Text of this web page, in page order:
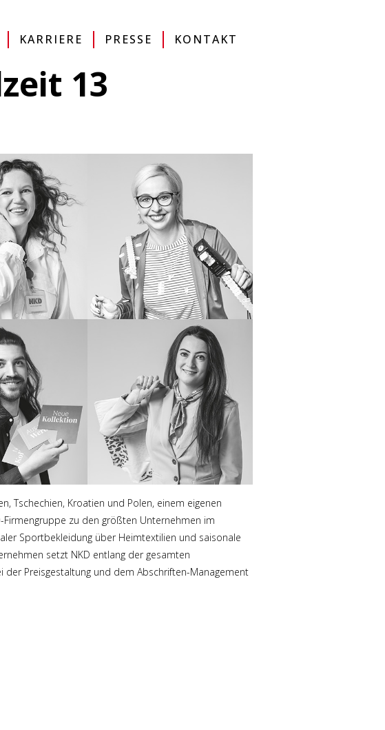
KARRIERE PRESSE KONTAKT
13
Tschechien, Kroatien und Polen, einem eigenen
zu den größten Unternehmen im
Sportbekleidung über Heimtextilien und saisonale
setzt NKD entlang der gesamten
Preisgestaltung und dem Abschriften-Management